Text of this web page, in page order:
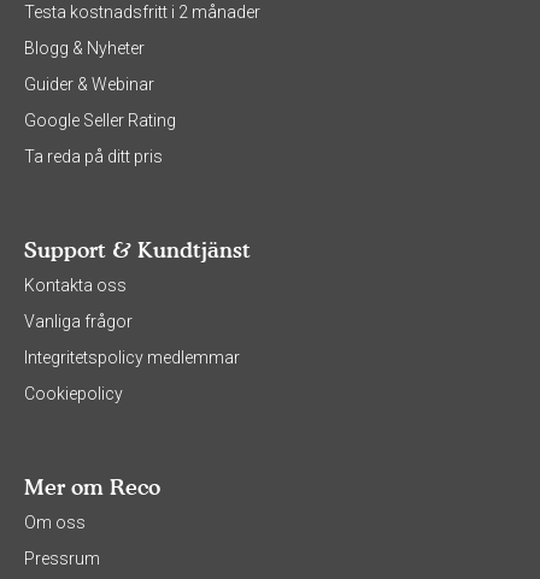
Testa kostnadsfritt i 2 månader
Blogg & Nyheter
Guider & Webinar
Google Seller Rating
Ta reda på ditt pris
Support & Kundtjänst
Kontakta oss
Vanliga frågor
Integritetspolicy medlemmar
Cookiepolicy
Mer om Reco
Om oss
Pressrum